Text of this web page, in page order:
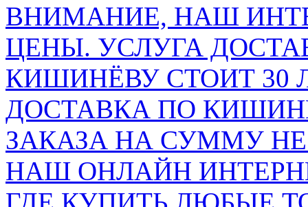
ВНИМАНИЕ, НАШ
ЦЕНЫ. УСЛУГА
КИШИНЁВУ СТОИТ 30
ДОСТАВКА ПО
ЗАКАЗА НА СУММУ НЕ
НАШ ОНЛАЙН